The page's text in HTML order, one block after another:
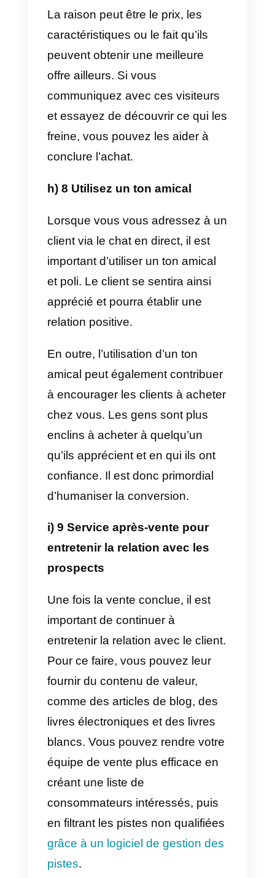
la confiance et la fidélité. Cela
peut générer davantage de
clients réguliers et vous aider à
établir des relations durables.
f) Personnalisez le message de
visiteurs aux intérêts variés.
Certains peuvent être à la
recherche d’informations, tandis
que d’autres visiteurs peuvent
vouloir faire un achat.
Ici, vous pouvez personnaliser le
message de bienvenue en
fonction de la page qu’ils visitent.
Par exemple, si un client arrive
sur une page de produit,
accueillez-le avec un message
demandant s’il a des questions
sur le produit.
Ou, si un client arrive sur votre
un message lui demandant s’il a
des questions sur vos prix ou vos
plans.